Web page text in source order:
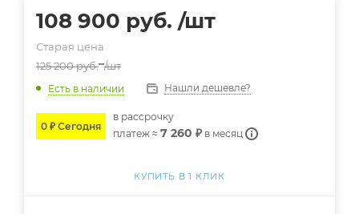
108 900 руб. /шт
Старая цена
125 200руб. /шт
Есть в наличии Нашли дешевле?
0 ₽ Сегодня
в расcрочку
платеж ≈ 7 260 ₽ в месяц
КУПИТЬ В 1 КЛИК